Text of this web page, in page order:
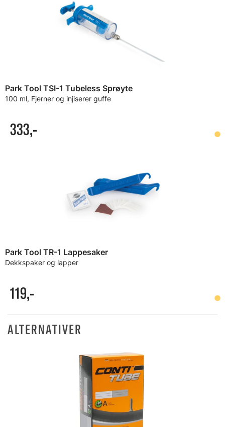
Park Tool TSI-1 Tubeless Sprøyte
100 ml, Fjerner og injiserer guffe
333,-
Park Tool TR-1 Lappesaker
Dekkspaker og lapper
119,-
ALTERNATIVER